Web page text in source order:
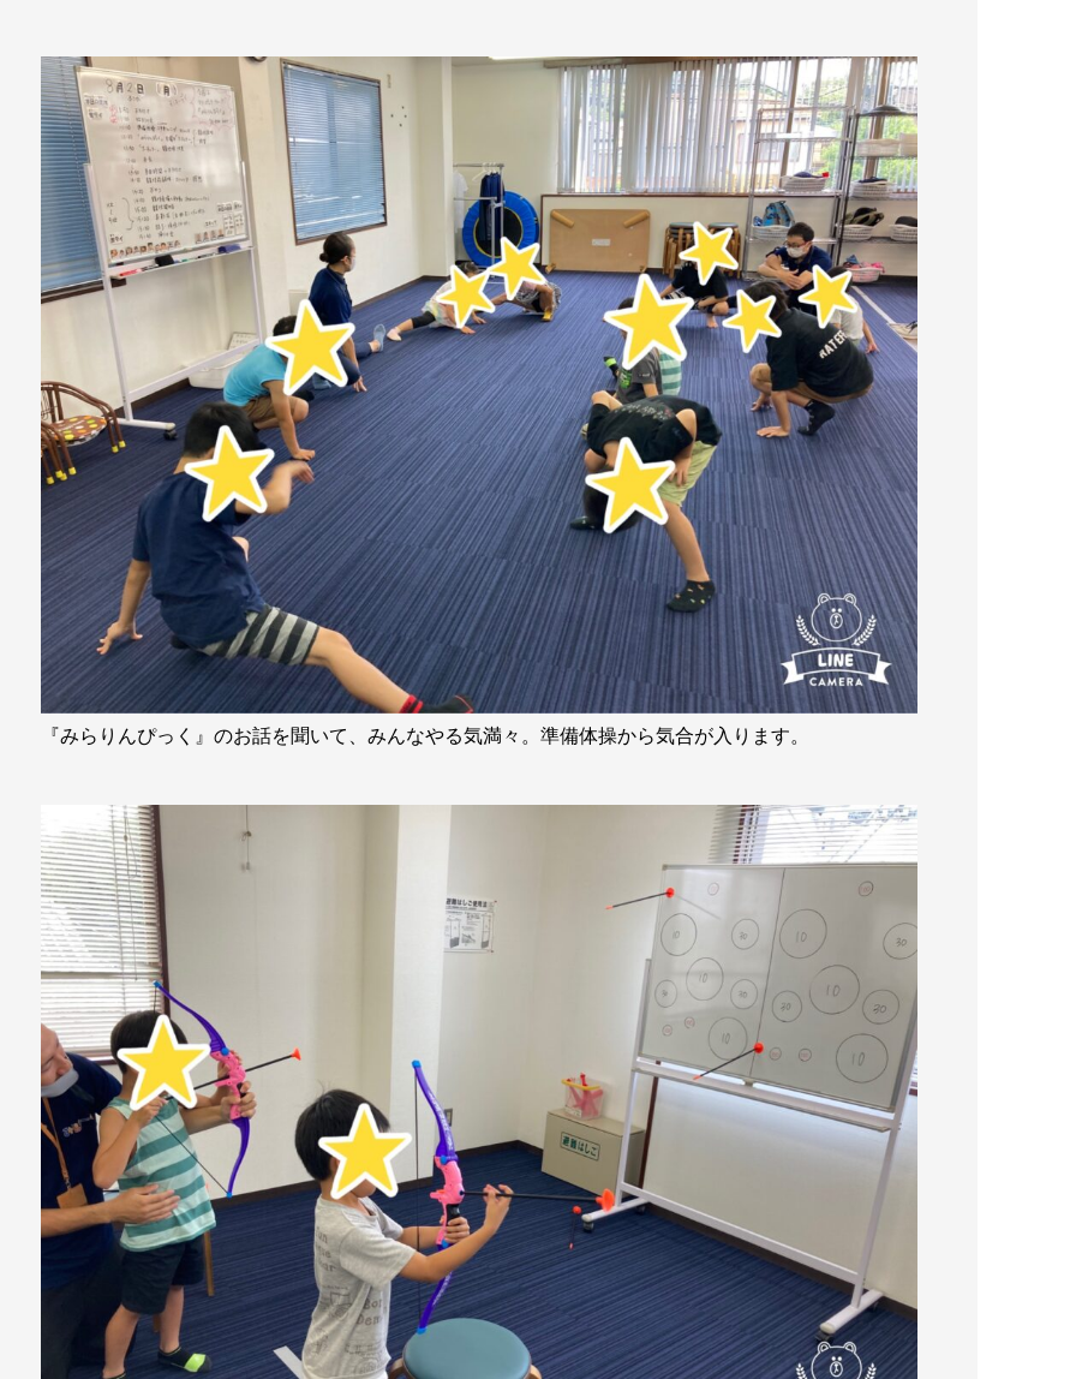
『みらりんぴっく』のお話を聞いて、みんなやる気満々。準備体操から気合が入ります。